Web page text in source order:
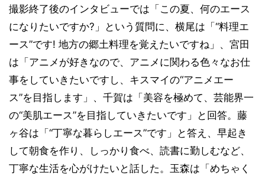
撮影終了後のインタビューでは「この夏、何のエース
になりたいですか?」という質問に、横尾は「“料理エ
ース”です! 地方の郷土料理を覚えたいですね」、宮田
は「アニメが好きなので、アニメに関わる色々なお仕
事をしていきたいですし、キスマイの“アニメエー
ス”を目指します」、千賀は「美容を極めて、芸能界一
の“美肌エース”を目指していきたいです」と回答。藤
ヶ谷は「“丁寧な暮らしエース”です」と答え、早起き
して朝食を作り、しっかり食べ、読書に勤しむなど、
丁寧な生活を心がけたいと話した。玉森は「めちゃく